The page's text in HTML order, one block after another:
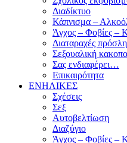
Διαδίκτυο
Κάπνισμα –
Άγχος – Φοβίες –
Διαταραχές
Σεξουαλική
Σας ενδιαφέρει…
Επικαιρότητα
ΕΝΗΛΙΚΕΣ
Σχέσεις
Σεξ
Αυτοβελτίωση
Διαζύγιο
Άγχος – Φοβίες –